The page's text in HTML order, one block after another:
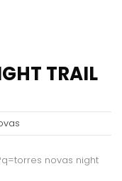
TRAIL
novas night